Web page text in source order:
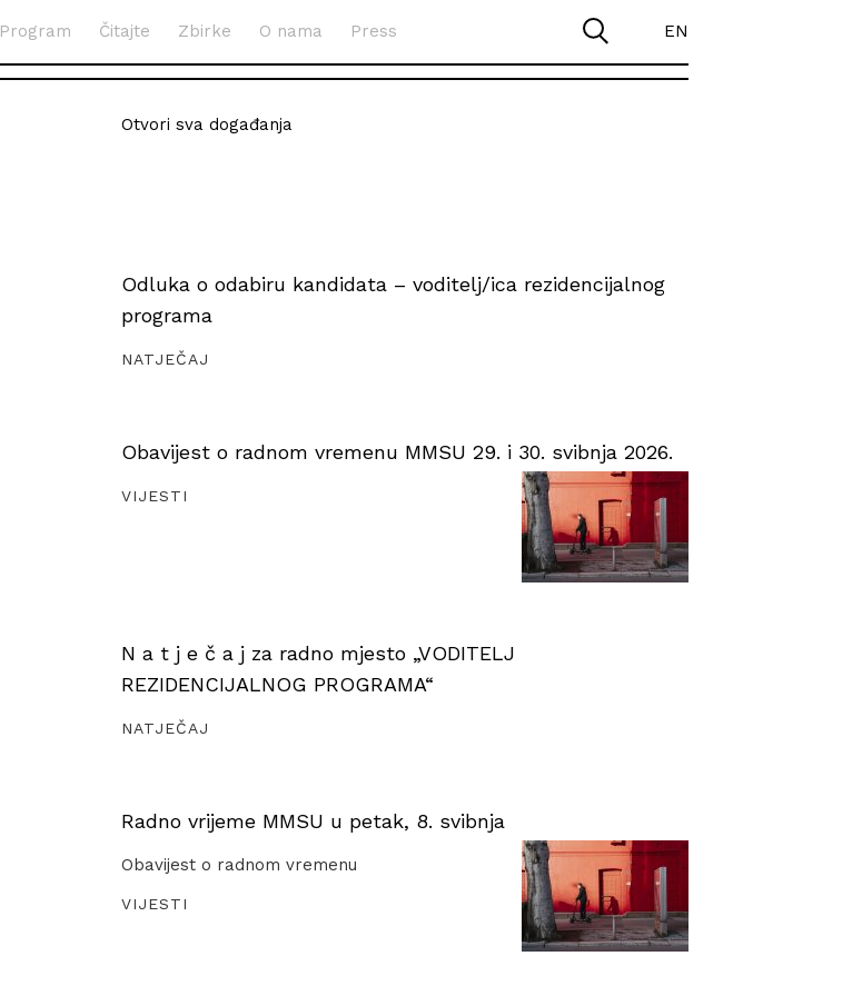
Program Čitajte Zbirke O nama Press EN
Otvori sva događanja
Odluka o odabiru kandidata – voditelj/ica rezidencijalnog
programa
NATJEČAJ
Obavijest o radnom vremenu MMSU 29. i 30. svibnja 2026.
VIJESTI
N a t j e č a j za radno mjesto „VODITELJ
REZIDENCIJALNOG PROGRAMA“
NATJEČAJ
Radno vrijeme MMSU u petak, 8. svibnja
Obavijest o radnom vremenu
VIJESTI